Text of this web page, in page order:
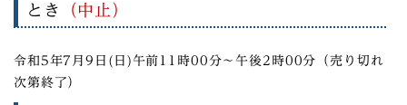
とき （中止）
令和5年7月9日(日)午前11時00分～午後2時00分（売り切れ
次第終了）